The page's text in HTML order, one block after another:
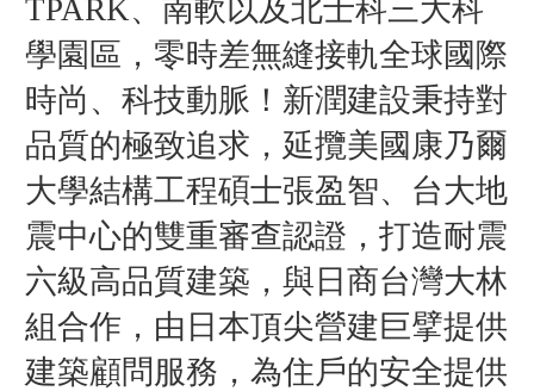
TPARK、南軟以及北士科三大科
學園區，零時差無縫接軌全球國際
時尚、科技動脈！新潤建設秉持對
品質的極致追求，延攬美國康乃爾
大學結構工程碩士張盈智、台大地
震中心的雙重審查認證，打造耐震
六級高品質建築，與日商台灣大林
組合作，由日本頂尖營建巨擘提供
建築顧問服務，為住戶的安全提供